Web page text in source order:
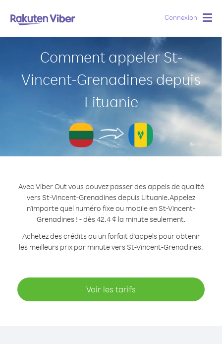
Connexion
Comment appeler St-
Vincent-Grenadines depuis
Lituanie
Avec Viber Out vous pouvez passer des appels de qualité
vers St-Vincent-Grenadines depuis Lituanie.Appelez
n'importe quel numéro fixe ou mobile en St-Vincent-
Grenadines ! - dès 42.4 ¢ la minute seulement.
Achetez des crédits ou un forfait d’appels pour obtenir
les meilleurs prix par minute vers St-Vincent-Grenadines.
Voir les tarifs